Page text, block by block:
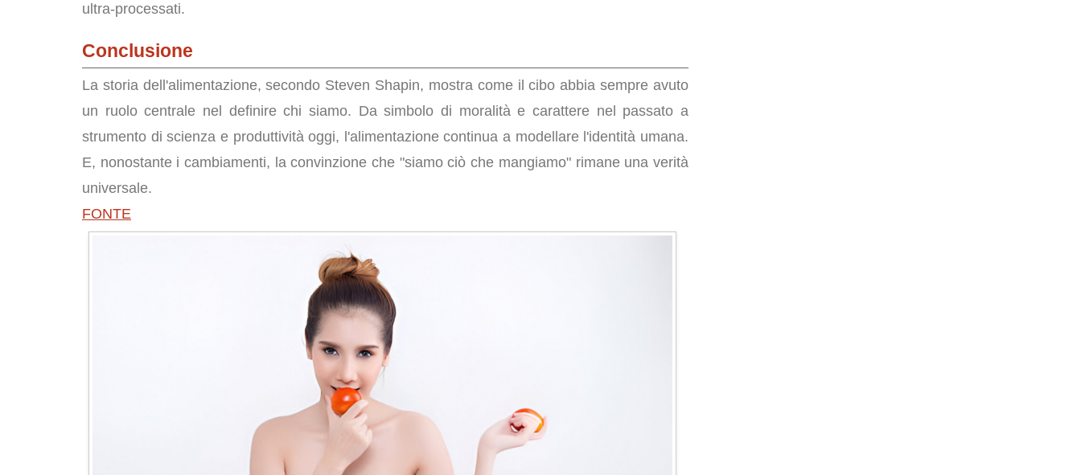
ultra-processati.
Conclusione
La storia dell'alimentazione, secondo Steven Shapin, mostra come il cibo abbia sempre avuto
un ruolo centrale nel definire chi siamo. Da simbolo di moralità e carattere nel passato a
strumento di scienza e produttività oggi, l'alimentazione continua a modellare l'identità umana.
E, nonostante i cambiamenti, la convinzione che "siamo ciò che mangiamo" rimane una verità
universale.
FONTE